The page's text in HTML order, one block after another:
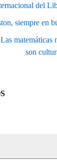
del
siempre en
matemáticas
son